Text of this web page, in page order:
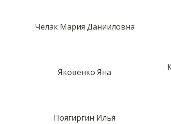
Челак Мария Данииловна
Яковенко Яна
Поягиргин Илья